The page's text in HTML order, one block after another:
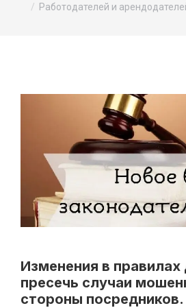
Работодателей и
Изменения в
пресечь случаи
стороны посредников.